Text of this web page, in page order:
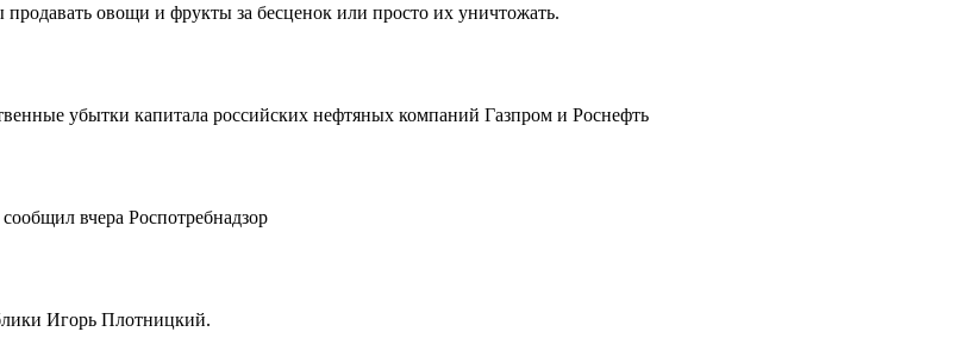
овощи и фрукты за бесценок или просто их уничтожать.
убытки капитала российских нефтяных компаний Газпром и Роснефть
вчера Роспотребнадзор
Игорь Плотницкий.